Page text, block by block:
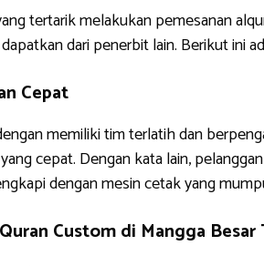
tertarik melakukan pemesanan
dari penerbit lain. Berikut ini
Cepat
memiliki tim terlatih dan
cepat. Dengan kata lain,
dengan mesin cetak yang
Custom di Mangga Besar